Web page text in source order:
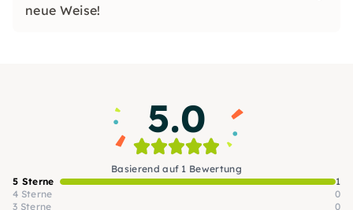
neue Weise!
5.0
Basierend auf 1 Bewertung
5 Sterne
1
4 Sterne
0
3 Sterne
0